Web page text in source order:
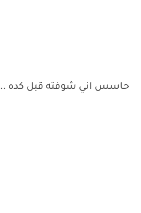
حاسس اني شوفته قبل كده ..